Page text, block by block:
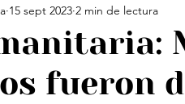
fueron
15 sept 2023 2 min de lectura